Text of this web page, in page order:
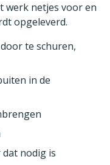
werk netjes voor en
opgeleverd.
te schuren,
in de
nodig is